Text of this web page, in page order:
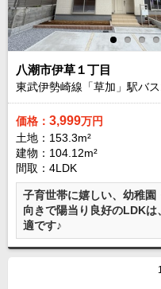
八潮市伊草１丁目
東武伊勢崎線「草加」駅バス
価格： 3,999万円
土地：153.3m²
建物：104.12m²
間取：4LDK
子育世帯に嬉しい、幼稚
向きで陽当り良好のLDK
適です♪
成田･銚子方面エリアの土地
四街道･佐倉･八千代方面エ
四街道･佐倉･八千代方面エリアの
四街道･佐倉･八千代方面エリア
四街道･佐倉･八千代方面エリアの
船橋･市川･浦安方面エリア
船橋･市川･浦安方面エリアの新築
船橋･市川･浦安方面エリアの中古
船橋･市川･浦安方面エリアのマン
船橋･市川･浦安方面エリアの土地
千葉市エリア
千葉市エリアの新築一戸建
千葉市エリアの中古一戸建